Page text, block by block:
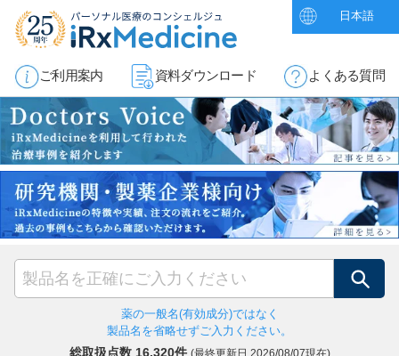
日本語
ご利用案内 資料ダウンロード よくある質問
検索
薬の一般名(有効成分)ではなく
製品名を省略せずご入力ください。
総取扱点数 16,320件 (最終更新日 2026/08/07現在)